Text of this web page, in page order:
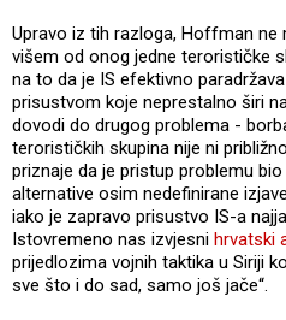
Upravo iz tih razloga, Hoffman ne
višem od onog jedne terorističke
na to da je IS efektivno
prisustvom koje neprestalno širi
dovodi do drugog problema -
terorističkih skupina nije ni
priznaje da je pristup problemu
alternative osim nedefinirane
iako je zapravo prisustvo IS-a
Istovremeno nas izvjesni hrvatski
prijedlozima vojnih taktika u Siriji
sve što i do sad, samo još jače“.